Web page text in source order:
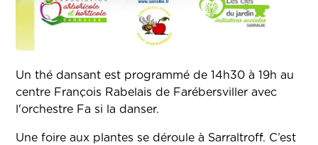
Un thé dansant est programmé de 14h30 à 19h au
centre François Rabelais de Farébersviller avec
l'orchestre Fa si la danser.
Une foire aux plantes se déroule à Sarraltroff. C’est